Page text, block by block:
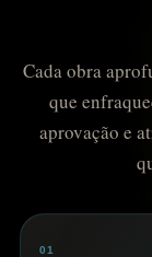
Cada obra
que
aprovação e
01